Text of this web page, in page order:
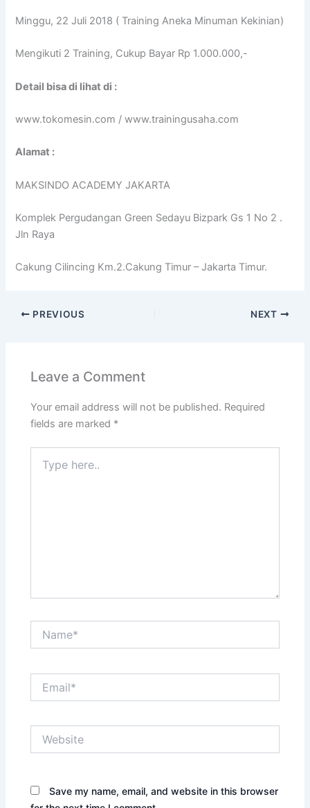
Minggu, 22 Juli 2018 ( Training Aneka Minuman Kekinian)
Mengikuti 2 Training, Cukup Bayar Rp 1.000.000,-
Detail bisa di lihat di :
www.tokomesin.com / www.trainingusaha.com
Alamat :
MAKSINDO ACADEMY JAKARTA
Komplek Pergudangan Green Sedayu Bizpark Gs 1 No 2 .
Jln Raya
Cakung Cilincing Km.2.Cakung Timur – Jakarta Timur.
PREVIOUS NEXT
Leave a Comment
Your email address will not be published. Required
fields are marked *
here..
Save my name, email, and website in this browser